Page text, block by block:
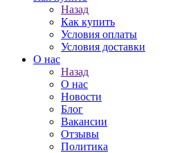
Назад
Как купить
Условия оплаты
Условия доставки
О нас
Назад
О нас
Новости
Блог
Вакансии
Отзывы
Политика